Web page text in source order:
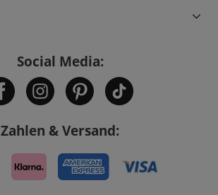
Social Media:
Zahlen & Versand: